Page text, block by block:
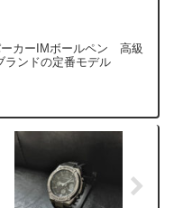
ーカーIMボールペン 高級
ランドの定番モデル